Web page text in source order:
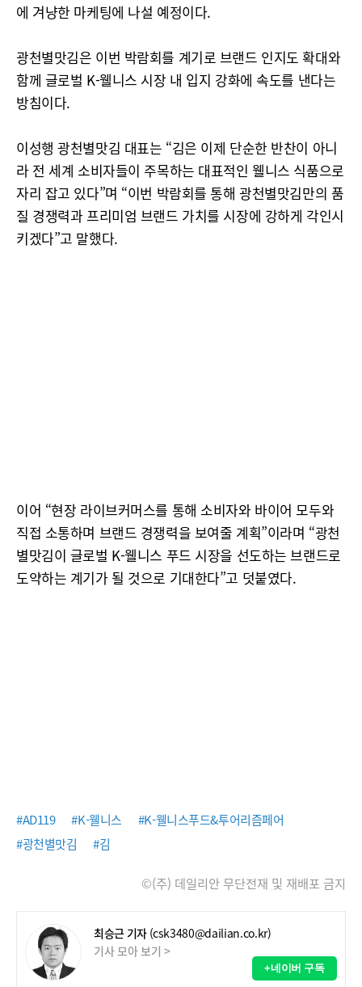
에 겨냥한 마케팅에 나설 예정이다.
광천별맛김은 이번 박람회를 계기로 브랜드 인지도 확대와
함께 글로벌 K-웰니스 시장 내 입지 강화에 속도를 낸다는
방침이다.
이성행 광천별맛김 대표는 “김은 이제 단순한 반찬이 아니
라 전 세계 소비자들이 주목하는 대표적인 웰니스 식품으로
자리 잡고 있다”며 “이번 박람회를 통해 광천별맛김만의 품
질 경쟁력과 프리미엄 브랜드 가치를 시장에 강하게 각인시
키겠다”고 말했다.
이어 “현장 라이브커머스를 통해 소비자와 바이어 모두와
직접 소통하며 브랜드 경쟁력을 보여줄 계획”이라며 “광천
별맛김이 글로벌 K-웰니스 푸드 시장을 선도하는 브랜드로
도약하는 계기가 될 것으로 기대한다”고 덧붙였다.
#AD119 #K-웰니스
#K-웰니스푸드&투어리즘페어
#광천별맛김
#김
©(주) 데일리안 무단전재 및 재배포 금지
최승근 기자 (csk3480@dailian.co.kr)
기사 모아 보기 >
+네이버 구독